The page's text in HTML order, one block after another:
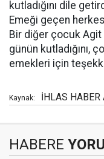
kutladığını dile
Emeği geçen
Bir diğer çocuk Agit
günün kutladığını,
emekleri için
Kaynak: İHLAS HABER
HABERE